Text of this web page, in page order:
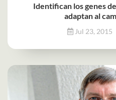
Identifican los genes
adaptan al
Jul 23, 2015